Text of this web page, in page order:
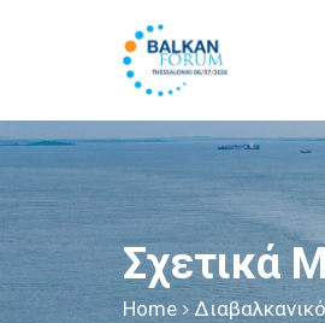
Σχετικά
Home